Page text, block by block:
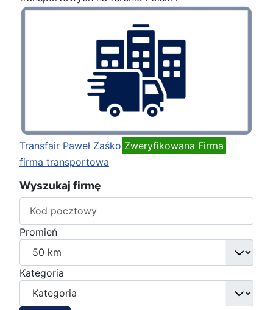
Transfair Paweł Zaśko Zweryfikowana Firma
firma transportowa
Wyszukaj firmę
Promień
Kategoria